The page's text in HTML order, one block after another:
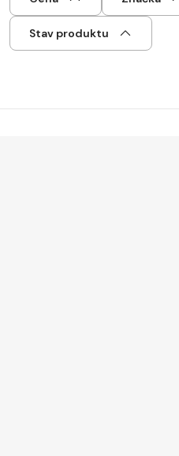
Stav produktu